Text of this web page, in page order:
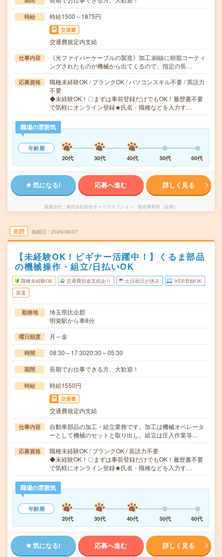
時給 時給1500～1875円
交通費
交通費規定内支給
仕事内容
《光ファイバーケーブルの製造》加工:銅線に樹脂コーティ
ングされたものが機械から出てくるので、指定の長…
応募資格
職種未経験OK / ブランクOK / パソコンスキル不要 / 英語力
不要
◆未経験OK！〇まずは事前登録だけでもOK！履歴書不要
で気軽にオンライン登録★氏名・職種などを入力す…
職場の雰囲気
年齢層
20代
30代 40代 50代 60代
気になる! 応募へ進む 詳しく見る
派遣会社 株式会社綜合キャリアオプション 製造事業部（全国）
未読 掲載日 2026/08/07
【未経験OK！ビギナー活躍中！】くるま部品
の機械操作・組立/日払いOK
職種未経験OK 交通費別途支給あり 土日祝日が休み WEB登録OK
派遣
勤務地
埼玉県比企郡
明覚駅から車8分
曜日頻度 月～金
時間 08:30～17:3020:30～05:30
期間 長期でお仕事できる方、大歓迎！
時給 時給1550円
交通費
交通費規定内支給
仕事内容
自動車部品の加工・組立業務です。加工は機械オペレータ
ーとして機械のセットと取り出し、組立は圧入作業等…
応募資格
職種未経験OK / ブランクOK / 英語力不要
◆未経験OK！〇まずは事前登録だけでもOK！履歴書不要
で気軽にオンライン登録★氏名・職種などを入力す…
職場の雰囲気
年齢層
20代
30代 40代 50代 60代
気になる! 応募へ進む 詳しく見る